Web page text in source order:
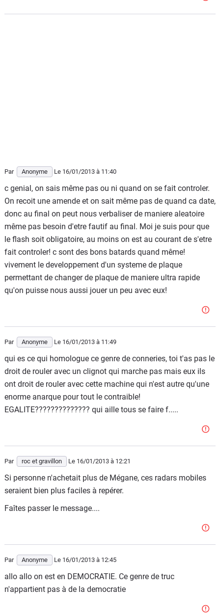
Par Anonyme Le 16/01/2013 à 11:40
c genial, on sais même pas ou ni quand on se fait controler.
On recoit une amende et on sait même pas de quand ca date,
donc au final on peut nous verbaliser de maniere aleatoire
même pas besoin d'etre fautif au final. Moi je suis pour que
le flash soit obligatoire, au moins on est au courant de s'etre
fait controler! c sont des bons batards quand même!
vivement le developpement d'un systeme de plaque
permettant de changer de plaque de maniere ultra rapide
qu'on puisse nous aussi jouer un peu avec eux!
Par Anonyme Le 16/01/2013 à 11:49
qui es ce qui homologue ce genre de conneries, toi t'as pas le
droit de rouler avec un clignot qui marche pas mais eux ils
ont droit de rouler avec cette machine qui n'est autre qu'une
enorme anarque pour tout le contraible!
EGALITE?????????????? qui aille tous se faire f.....
Par roc et gravillon Le 16/01/2013 à 12:21
Si personne n'achetait plus de Mégane, ces radars mobiles
seraient bien plus faciles à repérer.
Faîtes passer le message....
Par Anonyme Le 16/01/2013 à 12:45
allo allo on est en DEMOCRATIE. Ce genre de truc
n'appartient pas à de la democratie